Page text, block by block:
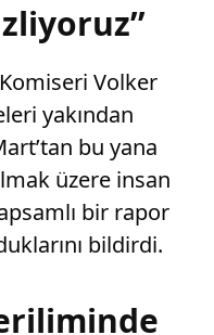
Volker
yakından
bu yana
üzere insan
bir rapor
bildirdi.